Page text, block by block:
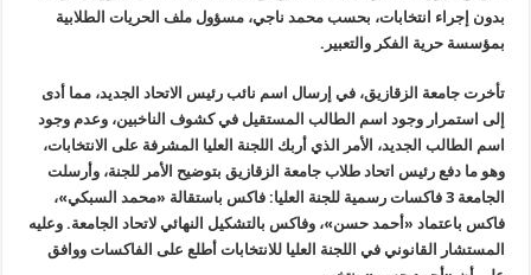
بدون إجراء انتخابات، بحسب محمد ناجي، مسؤول ملف الحريات الطلابية
بمؤسسة حرية الفكر والتعبير .
تأخرت جامعة الزقازيق، في إرسال اسم نائب رئيس الاتحاد الجديد، مما أدى
إلى استمرار وجود اسم الطالب المستقيل في كشوف الناخبين، وعدم وجود
اسم الطالب الجديد، الأمر الذي أربك اللجنة العليا المشرفة على الانتخابات،
وهو ما دفع رئيس اتحاد طلاب جامعة الزقازيق بتوضيح الأمر للجنة، وأرسلت
الجامعة 3 فاكسات رسمية للجنة العليا: فاكس باستقالة «محمد السبكي»،
فاكس باعتماد «أحمد حسن»، وفاكس بالتشكيل النهائي لاتحاد الجامعة. وعليه
المستشار القانوني في اللجنة العليا للانتخابات أطلع على الفاكسات ووافق